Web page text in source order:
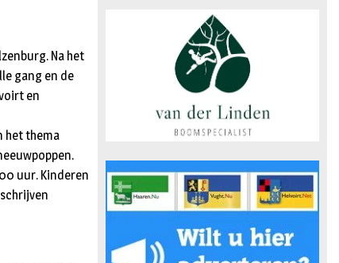
Na het
gang en de
en
het thema
uur. Kinderen